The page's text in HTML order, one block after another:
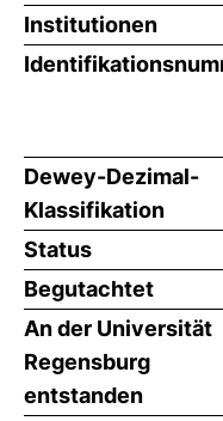
Institutionen
Dewey-Dezimal-
Klassifikation
Status
Begutachtet
An der Universität
Regensburg
entstanden